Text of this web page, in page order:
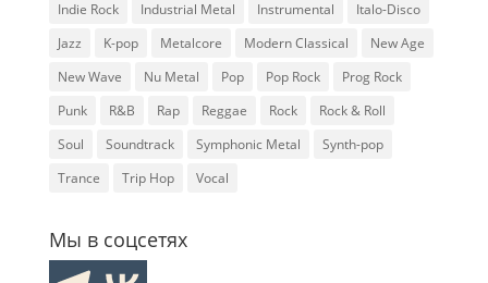
Indie Rock
Industrial Metal Instrumental
Italo-Disco
Jazz
K-pop Metalcore Modern Classical
New Age
New Wave
Nu Metal Pop Pop Rock
Prog Rock
Punk
R&B Rap Reggae Rock
Rock & Roll
Soul
Soundtrack Symphonic Metal
Synth-pop
Trance
Trip Hop Vocal
Мы в соцсетях